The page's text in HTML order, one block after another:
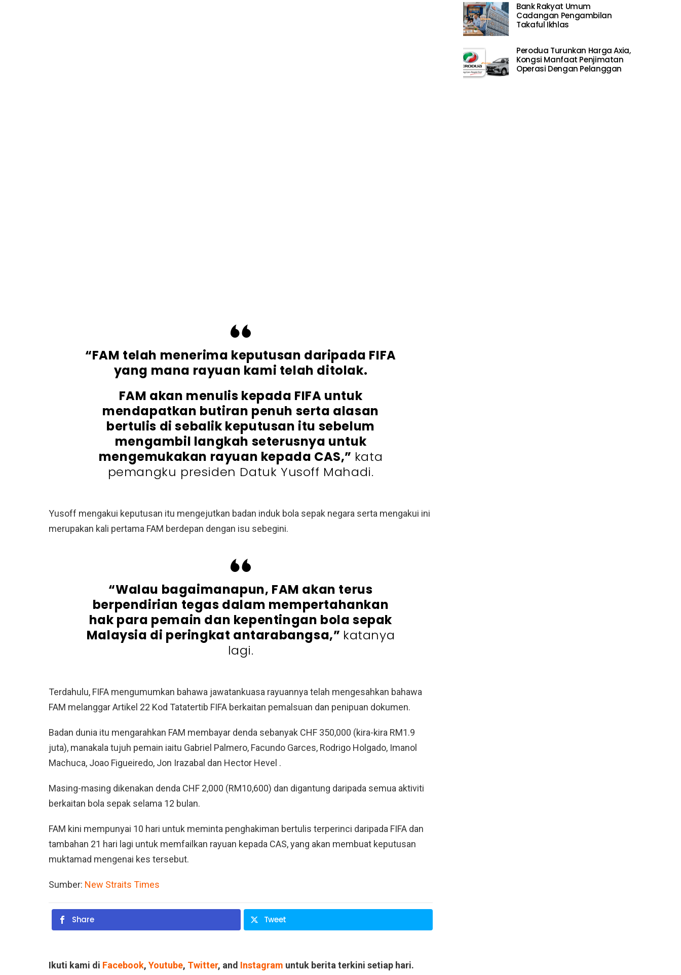
“FAM telah menerima keputusan daripada FIFA
yang mana rayuan kami telah ditolak.
FAM akan menulis kepada FIFA untuk
mendapatkan butiran penuh serta alasan
bertulis di sebalik keputusan itu sebelum
mengambil langkah seterusnya untuk
mengemukakan rayuan kepada CAS,” kata
pemangku presiden Datuk Yusoff Mahadi.
Yusoff mengakui keputusan itu mengejutkan badan induk bola sepak negara serta mengakui ini
merupakan kali pertama FAM berdepan dengan isu sebegini.
“Walau bagaimanapun, FAM akan terus
berpendirian tegas dalam mempertahankan
hak para pemain dan kepentingan bola sepak
Malaysia di peringkat antarabangsa,” katanya
lagi.
Terdahulu, FIFA mengumumkan bahawa jawatankuasa rayuannya telah mengesahkan bahawa
FAM melanggar Artikel 22 Kod Tatatertib FIFA berkaitan pemalsuan dan penipuan dokumen.
Badan dunia itu mengarahkan FAM membayar denda sebanyak CHF 350,000 (kira-kira RM1.9
juta), manakala tujuh pemain iaitu Gabriel Palmero, Facundo Garces, Rodrigo Holgado, Imanol
Machuca, Joao Figueiredo, Jon Irazabal dan Hector Hevel .
Masing-masing dikenakan denda CHF 2,000 (RM10,600) dan digantung daripada semua aktiviti
berkaitan bola sepak selama 12 bulan.
FAM kini mempunyai 10 hari untuk meminta penghakiman bertulis terperinci daripada FIFA dan
tambahan 21 hari lagi untuk memfailkan rayuan kepada CAS, yang akan membuat keputusan
muktamad mengenai kes tersebut.
Sumber: New Straits Times
Share Tweet
Ikuti kami di Facebook, Youtube, Twitter, and Instagram untuk berita terkini setiap hari.
Bank Rakyat Umum
Cadangan Pengambilan
Takaful Ikhlas
Perodua Turunkan Harga Axia,
Kongsi Manfaat Penjimatan
Operasi Dengan Pelanggan